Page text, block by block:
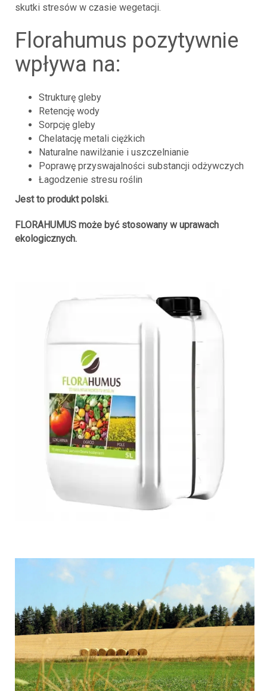
skutki stresów w czasie wegetacji.
florahumus pozytywnie
wpływa na:
Strukturę gleby
Retencję wody
Sorpcję gleby
Chelatację metali ciężkich
Naturalne nawilżanie i uszczelnianie
Poprawę przyswajalności substancji odżywczych
Łagodzenie stresu roślin
Jest to produkt polski.
FLORAHUMUS może być stosowany w uprawach
ekologicznych.